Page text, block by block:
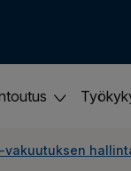
vakuutuksen